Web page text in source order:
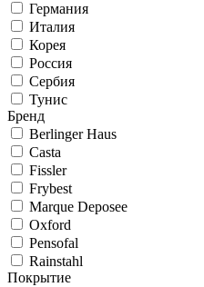
Германия
Италия
Корея
Россия
Сербия
Тунис
Бренд
Berlinger Haus
Casta
Fissler
Frybest
Marque Deposee
Oxford
Pensofal
Rainstahl
Покрытие